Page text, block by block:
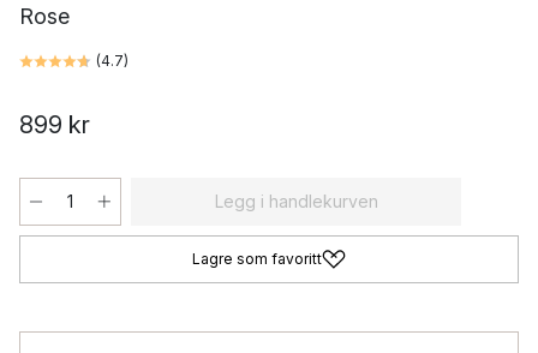
Rose
(4.7)
899 kr
Legg i handlekurven
Lagre som favoritt